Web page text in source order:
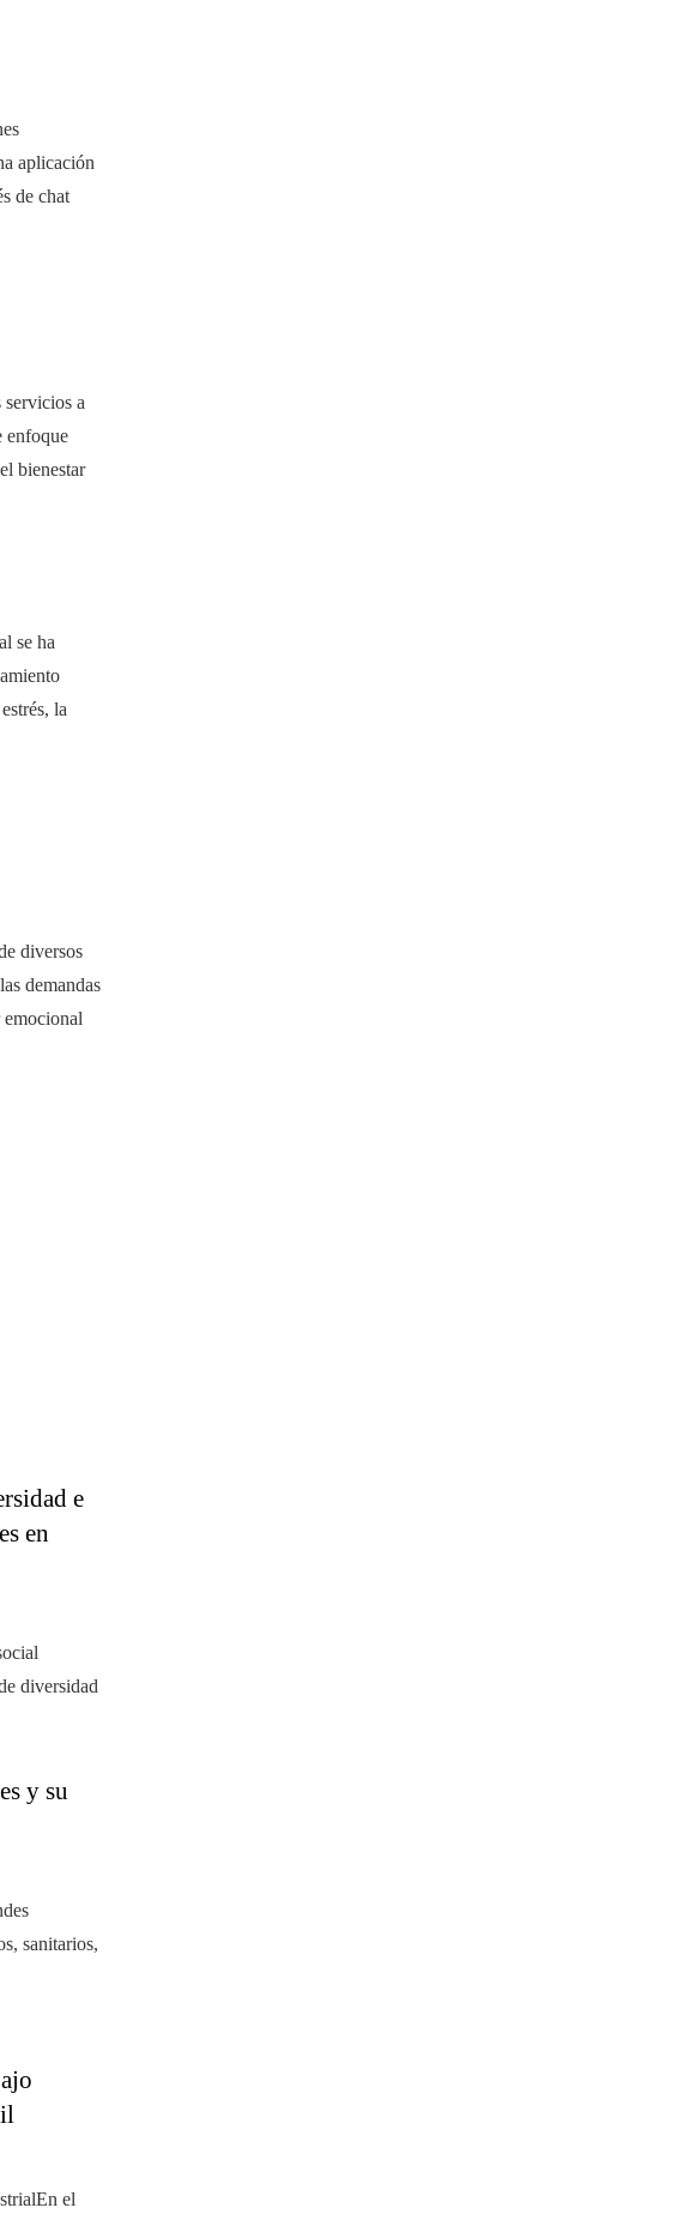
aplicación
de chat
a
enfoque
bienestar
se ha
la
diversos
demandas
emocional
e
en
diversidad
y su
sanitarios,
el